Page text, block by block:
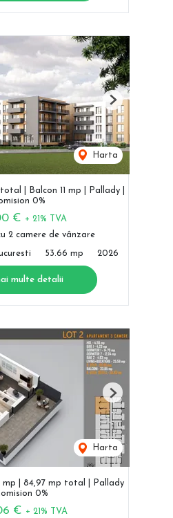
Harta
Next
| Balcon 11 mp | Pallady |
0%
€ + 21% TVA
2 camere de vânzare
53.66 mp 2026
multe detalii
Harta
Next
mp | 84,97 mp total | Pallady
0%
€ + 21% TVA